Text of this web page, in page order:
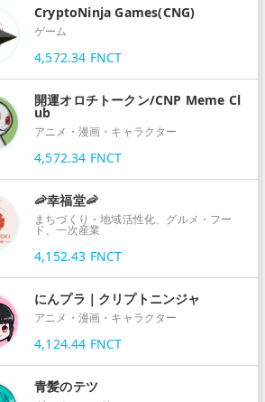
CryptoNinja Games(CNG)
ゲーム
4,572.34 FNCT
開運オロチトークン/CNP Meme Cl
ub
アニメ・漫画・キャラクター
4,572.34 FNCT
🦐幸福堂🦐
まちづくり・地域活性化、グルメ・フー
ド、一次産業
4,152.43 FNCT
にんプラ｜クリプトニンジャ
アニメ・漫画・キャラクター
4,124.44 FNCT
青髪のテツ